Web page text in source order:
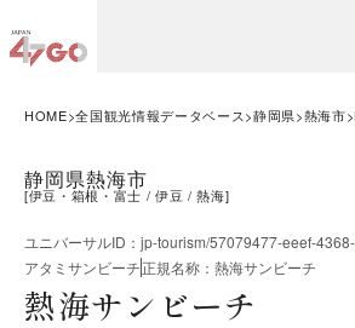
HOME 全国観光情報データベース 静岡県 熱海市
静岡県熱海市
[伊豆・箱根・富士 伊豆 熱海]
ユニバーサルID ： jp-tourism/57079477-eeef-
アタミサンビーチ正規名称 ： 熱海サンビーチ
熱海サンビーチ